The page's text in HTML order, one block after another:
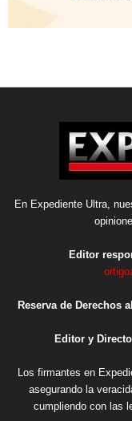
En Expediente Ultra,
Editor
Reserva de Derechos
Editor y
Los firmantes en
asegurando la
cumpliendo con las